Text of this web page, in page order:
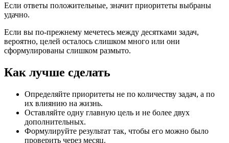
Если ответы положительные, значит приоритеты выбраны
удачно.
Если вы по-прежнему мечетесь между десятками задач,
вероятно, целей осталось слишком много или они
сформулированы слишком размыто.
Как лучше сделать
Определяйте приоритеты не по количеству задач, а по
их влиянию на жизнь.
Оставляйте одну главную цель и не более двух
дополнительных.
Формулируйте результат так, чтобы его можно было
проверить через месяц.